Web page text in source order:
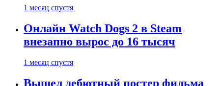
1 месяц спустя
Онлайн Watch Dogs 2 в Steam
внезапно вырос до 16 тысяч
1 месяц спустя
Вышел дебютный постер фильма